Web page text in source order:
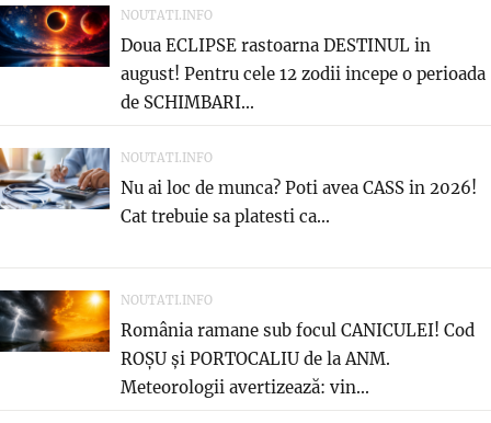
NOUTATI.INFO
Doua ECLIPSE rastoarna DESTINUL in
august! Pentru cele 12 zodii incepe o perioada
de SCHIMBARI...
NOUTATI.INFO
Nu ai loc de munca? Poti avea CASS in 2026!
Cat trebuie sa platesti ca...
NOUTATI.INFO
România ramane sub focul CANICULEI! Cod
ROȘU și PORTOCALIU de la ANM.
Meteorologii avertizează: vin...